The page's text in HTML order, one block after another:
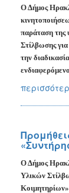
Ο Δήμος
παράταση της
Στίλβωσης
την
Ο Δήμος
Υλικών
Κοιμητηρίων»